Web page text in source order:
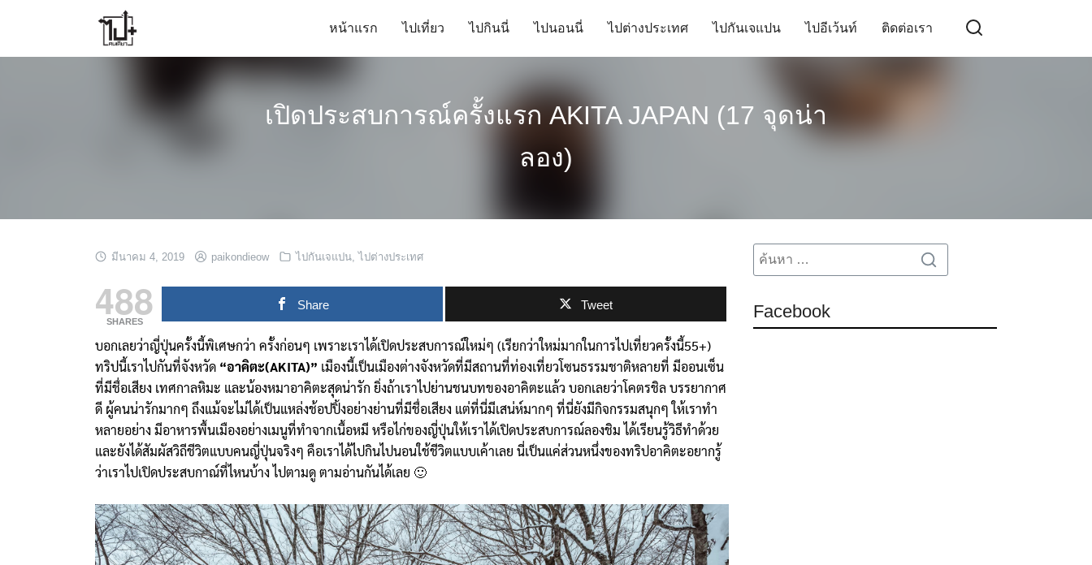
หน้าแรก ไปเที่ยว ไปกินนี่ ไปนอนนี่ ไปต่างประเทศ ไปกันเจแปน ไปอีเว้นท์ ติดต่อเรา
เปิดประสบการณ์ครั้งแรก AKITA JAPAN (17 จุดน่า
ลอง)
มีนาคม 4, 2019 paikondieow ไปกันเจแปน,ไปต่างประเทศ
488
SHARES
Share Tweet
บอกเลยว่าญี่ปุ่นครั้งนี้พิเศษกว่า ครั้งก่อนๆ เพราะเราได้เปิดประสบการณ์ใหม่ๆ (เรียกว่าใหม่มากในการไปเที่ยวครั้งนี้55+)
ทริปนี้เราไปกันที่จังหวัด “อาคิตะ(AKITA)” เมืองนี้เป็นเมืองต่างจังหวัดที่มีสถานที่ท่องเที่ยวโซนธรรมชาติหลายที่ มีออนเซ็น
ที่มีชื่อเสียง เทศกาลหิมะ และน้องหมาอาคิตะสุดน่ารัก ยิ่งถ้าเราไปย่านชนบทของอาคิตะแล้ว บอกเลยว่าโคตรชิล บรรยากาศ
ดี ผู้คนน่ารักมากๆ ถึงแม้จะไม่ได้เป็นแหล่งช้อปปิ้งอย่างย่านที่มีชื่อเสียง แต่ที่นี่มีเสน่ห์มากๆ ที่นี่ยังมีกิจกรรมสนุกๆ ให้เราทำ
หลายอย่าง มีอาหารพื้นเมืองอย่างเมนูที่ทำจากเนื้อหมี หรือไก่ของญี่ปุ่นให้เราได้เปิดประสบการณ์ลองชิม ได้เรียนรู้วิธีทำด้วย
และยังได้สัมผัสวิถีชีวิตแบบคนญี่ปุ่นจริงๆ คือเราได้ไปกินไปนอนใช้ชีวิตแบบเค้าเลย นี่เป็นแค่ส่วนหนึ่งของทริปอาคิตะอยากรู้
ว่าเราไปเปิดประสบกาณ์ที่ไหนบ้าง ไปตามดู ตามอ่านกันได้เลย 🙂
Search
for:
Search
Facebook